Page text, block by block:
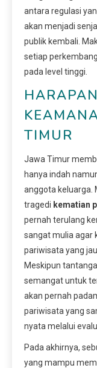
antara regulasi
akan menjadi
publik kembali.
setiap
pada level tinggi.
TIMUR
Jawa Timur
hanya indah
anggota keluarga.
tragedi kematian
pernah terulang
sangat mulia agar
pariwisata yang
Meskipun
semangat untuk
akan pernah
pariwisata yang
nyata melalui
Pada akhirnya,
yang mampu